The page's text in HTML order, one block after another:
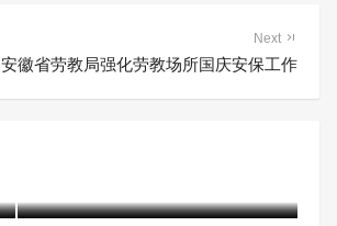
Next
安徽省劳教局强化劳教场所国庆安保工作